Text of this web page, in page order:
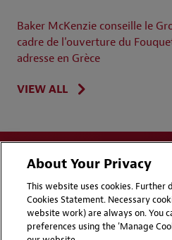
Baker McKenzie conseille le
cadre de l'ouverture du
adresse en Grèce
VIEW ALL
Disclaimers
About Your Privacy
This website uses cookies. Further
Cookies Statement. Necessary
website work) are always on. You
preferences using the 'Manage